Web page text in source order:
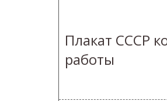
Плакат СССР
работы